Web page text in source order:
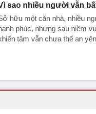
sao nhiều người vẫn
hữu một căn nhà, nhiều
phúc, nhưng sau niềm
tâm vẫn chưa thể an